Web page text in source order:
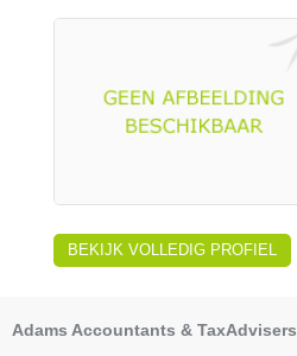
BEKIJK VOLLEDIG PROFIEL
Adams Accountants & TaxAdvisers